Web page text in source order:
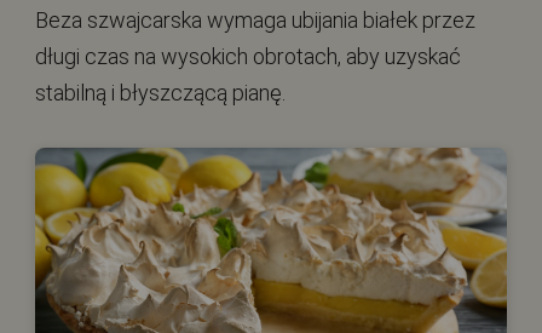
Beza szwajcarska wymaga ubijania białek przez
długi czas na wysokich obrotach, aby uzyskać
stabilną i błyszczącą pianę.